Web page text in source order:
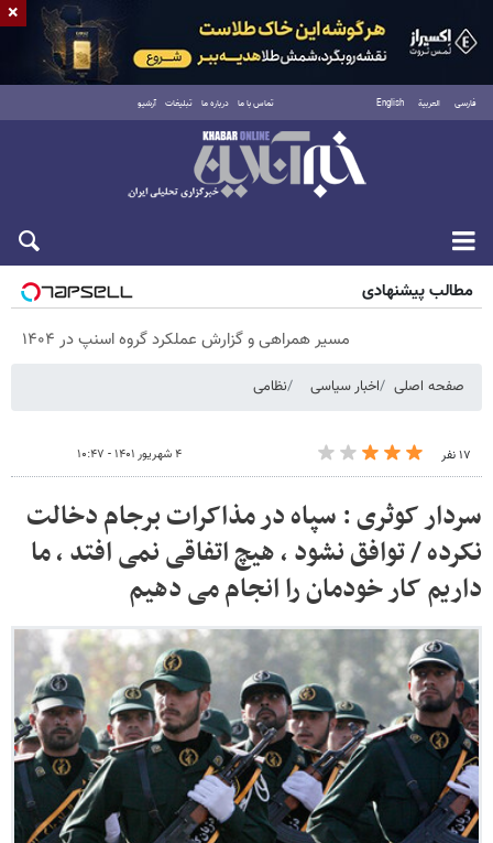
فارسی العربية English تماس با ما درباره ما تبلیغات آرشیو
پنجشنبه ۱۵ مرداد ۱۴۰۵
مطالب پیشنهادی
مسیر همراهی و گزارش عملکرد گروه اسنپ در ۱۴۰۴
صفحه اصلی اخبار سیاسی نظامی
۱۷ نفر ۴ شهریور ۱۴۰۱ - ۱۰:۴۷
سردار کوثری : سپاه در مذاکرات برجام دخالت
نکرده / توافق نشود ، هیچ اتفاقی نمی افتد ، ما
داریم کار خودمان را انجام می دهیم
×